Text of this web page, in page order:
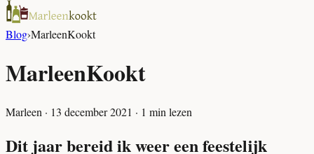
Blog›MarleenKookt
MarleenKookt
Marleen · 13 december 2021 · 1 min lezen
Dit jaar bereid ik weer een feestelijk